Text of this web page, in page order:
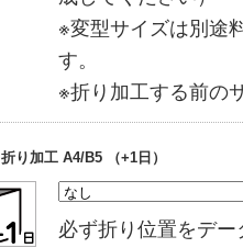
※変型サイズは別途
す。
※折り加工する前の
折り加工 A4/B5 （+1日）
必ず折り位置をデ